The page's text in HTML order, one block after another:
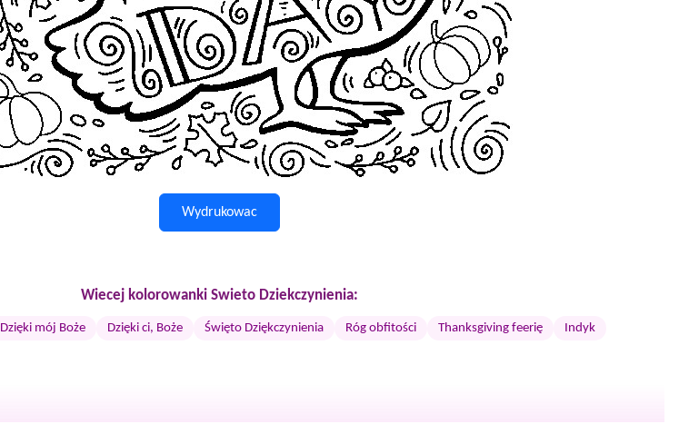
Wydrukowac
Wiecej kolorowanki Swieto Dziekczynienia:
Dzięki mój Boże Dzięki ci, Boże Święto Dziękczynienia Róg obfitości Thanksgiving feerię Indyk